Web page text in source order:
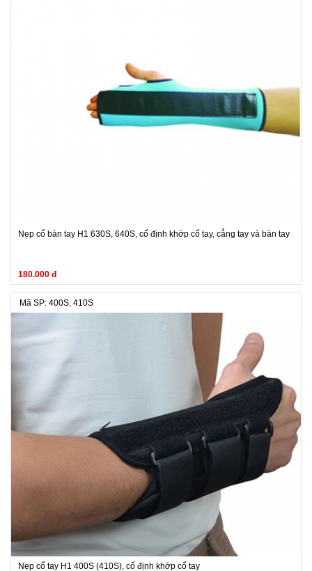
Nẹp cổ bàn tay H1 630S, 640S, cố định khớp cổ tay, cẳng tay và bàn tay
180.000 đ
Mã SP: 400S, 410S
Nẹp cổ tay H1 400S (410S), cố định khớp cổ tay